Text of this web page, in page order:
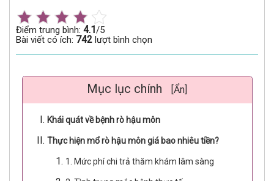
Điểm trung bình: 4.1/5
Bài viết có ích: 742 lượt bình chọn
Mục lục chính [Ẩn]
Khái quát về bệnh rò hậu môn
Thực hiện mổ rò hậu môn giá bao nhiêu tiền?
1. Mức phí chi trả thăm khám lâm sàng